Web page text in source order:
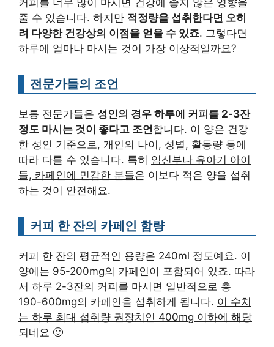
줄 수 있습니다. 하지만 적정량을 섭취한다면 오히
려 다양한 건강상의 이점을 얻을 수 있죠. 그렇다면
하루에 얼마나 마시는 것이 가장 이상적일까요?
전문가들의 조언
보통 전문가들은 성인의 경우 하루에 커피를 2-3잔
정도 마시는 것이 좋다고 조언합니다. 이 양은 건강
한 성인 기준으로, 개인의 나이, 성별, 활동량 등에
따라 다를 수 있습니다. 특히 임신부나 유아기 아이
들, 카페인에 민감한 분들은 이보다 적은 양을 섭취
하는 것이 안전해요.
커피 한 잔의 카페인 함량
커피 한 잔의 평균적인 용량은 240ml 정도예요. 이
양에는 95-200mg의 카페인이 포함되어 있죠. 따라
서 하루 2-3잔의 커피를 마시면 일반적으로 총
190-600mg의 카페인을 섭취하게 됩니다. 이 수치
는 하루 최대 섭취량 권장치인 400mg 이하에 해당
되네요 🙂